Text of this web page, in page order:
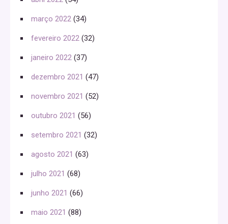
março 2022 (34)
fevereiro 2022 (32)
janeiro 2022 (37)
dezembro 2021 (47)
novembro 2021 (52)
outubro 2021 (56)
setembro 2021 (32)
agosto 2021 (63)
julho 2021 (68)
junho 2021 (66)
maio 2021 (88)